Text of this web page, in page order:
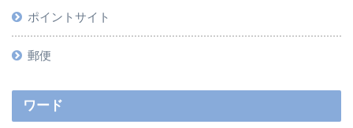
ポイントサイト
郵便
ワード